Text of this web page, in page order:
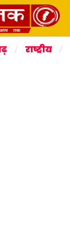
राष्ट्रीय